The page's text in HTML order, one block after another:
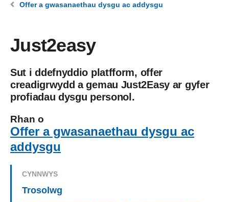
Offer a gwasanaethau dysgu ac addysgu
Just2easy
Sut i ddefnyddio platfform, offer
creadigrwydd a gemau Just2Easy ar gyfer
profiadau dysgu personol.
Rhan o
Offer a gwasanaethau dysgu ac
addysgu
CYNNWYS
Trosolwg